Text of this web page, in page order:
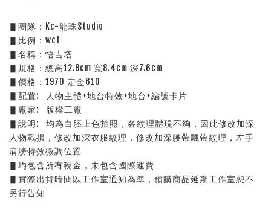
▋團隊：Kc-龍珠Studio
▋比例：wcf
▋名稱：悟吉塔
▋規格：總高12.8cm 寬8.4cm 深7.6cm
▋價格：1970 定金610
▋配置:   人物主體+地台特效+地台+編號卡片
▋廠家:   版權工廠
▋說明:   均為白胚上色拍照，各紋理體現不夠，因此修改加深
人物戰損，修改加深衣服紋理，修改加深腰帶飄帶紋理，左手
肩膀特效微調位置
▋均包含所有稅金，未包含國際運費
▋實際出貨時間以工作室通知為準，預購商品延期工作室恕不
另行告知